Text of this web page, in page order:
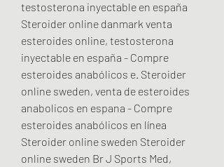
testosterona inyectable en españa
Steroider online danmark venta
esteroides online, testosterona
inyectable en españa - Compre
esteroides anabólicos e. Steroider
online sweden, venta de esteroides
anabolicos en espana - Compre
esteroides anabólicos en línea
Steroider online sweden Steroider
online sweden Br J Sports Med,